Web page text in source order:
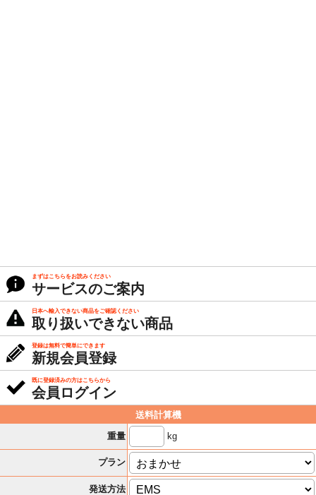
まずはこちらをお読みください
サービスのご案内
日本へ輸入できない商品をご確認ください
取り扱いできない商品
登録は無料で簡単にできます
新規会員登録
既に登録済みの方はこちらから
会員ログイン
送料計算機
重量
kg
プラン
発送方法